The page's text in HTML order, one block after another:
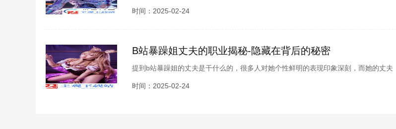
时较长，效率低下，常常让人头疼。最近推出的“2对1:三人一次性体检”服务，以其创新
时间：2025-02-24
B站暴躁姐丈夫的职业揭秘-隐藏在背后的秘密
提到b站暴躁姐的丈夫是干什么的，很多人对她个性鲜明的表现印象深刻，而她的丈夫
似乎也成为网友们津津乐道的话题。他究竟是从事什么职业?为什么网友们对他的身份
时间：2025-02-24